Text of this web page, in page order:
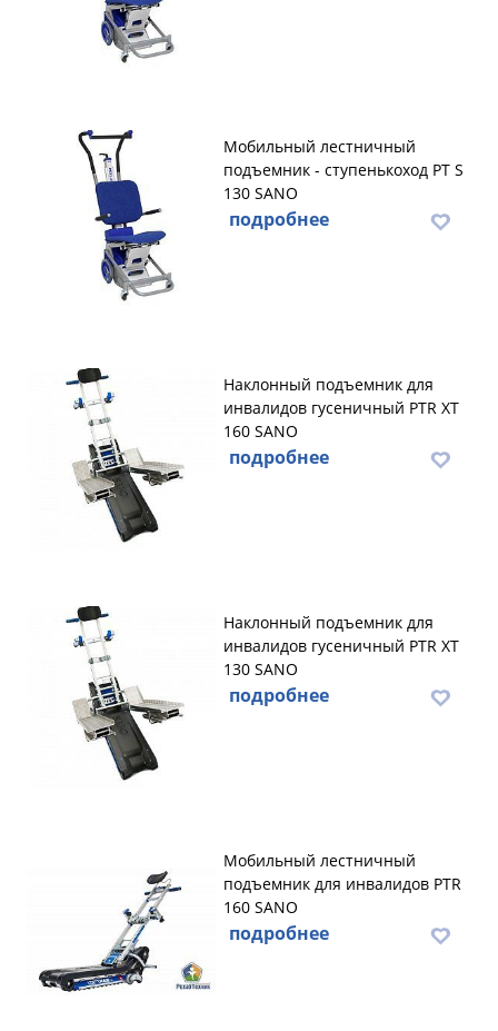
Мобильный лестничный
подъемник - ступенькоход PT S
130 SANO
подробнее
Наклонный подъемник для
инвалидов гусеничный PTR XT
160 SANO
подробнее
Наклонный подъемник для
инвалидов гусеничный PTR XT
130 SANO
подробнее
Мобильный лестничный
подъемник для инвалидов PTR
160 SANO
подробнее